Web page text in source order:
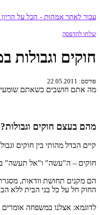
עבור לאתר אמהוּת - הכל על הריון
שלחו להדפסה
חוקים וגבולות
פורסם: 22.05.2011
מה אתם חושבים כשאתם שומעים
מהם בעצם חוקים וגבולות?
קיים הבדל מהותי בין חוקים
חוקים – ה"עשה" ו"אל תעשה"
הם מקנים תחושת וודאות, מסגרת
החוק חל על כל בני הבית ללא
לדוגמא: אצלנו במשפחה